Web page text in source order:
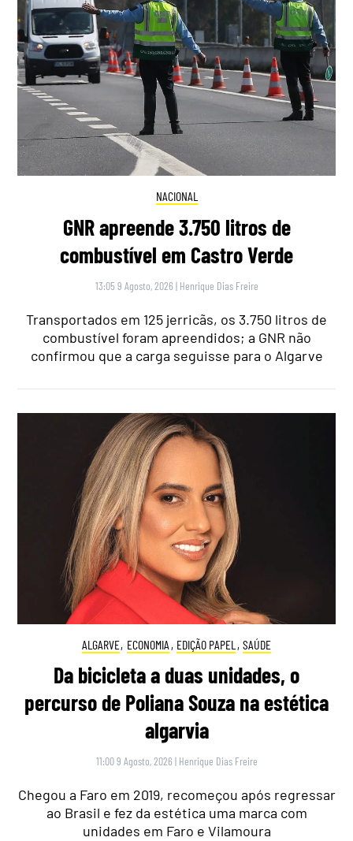
NACIONAL
GNR apreende 3.750 litros de
combustível em Castro Verde
13:05 9 Agosto, 2026 | Henrique Dias Freire
Transportados em 125 jerricãs, os 3.750 litros de
combustível foram apreendidos; a GNR não
confirmou que a carga seguisse para o Algarve
ALGARVE, ECONOMIA , EDIÇÃO PAPEL , SAÚDE
Da bicicleta a duas unidades, o
percurso de Poliana Souza na estética
algarvia
11:00 9 Agosto, 2026 | Henrique Dias Freire
Chegou a Faro em 2019, recomeçou após regressar
ao Brasil e fez da estética uma marca com
unidades em Faro e Vilamoura